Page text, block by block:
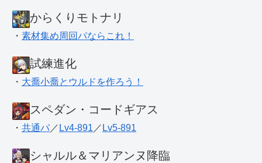
からくりモトナリ
・ 素材集め周回パならこれ！
試練進化
・ 大喬小喬とウルドを作ろう！
スペダン・コードギアス
・ 共通パ ／ Lv4-891 ／ Lv5-891
シャルル＆マリアンヌ降臨